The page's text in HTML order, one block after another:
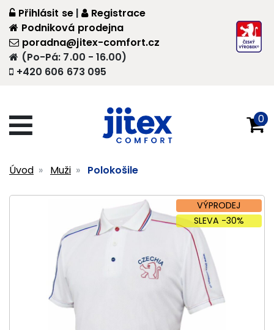
+420 606 673 095
(Po-Pá: 7.00 - 16.00)
poradna@jitex-comfort.cz
Přihlásit se |
Registrace
Podniková prodejna
0
Úvod Muži Polokošile
VÝPRODEJ
SLEVA -30%